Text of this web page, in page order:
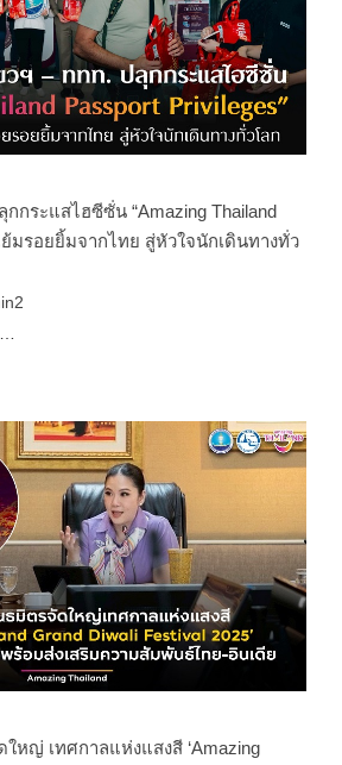
กระแสไฮซีซั่น “Amazing Thailand
ย้มรอยยิ้มจากไทย สู่หัวใจนักเดินทางทั่ว
ญ่ เทศกาลแห่งแสงสี ‘Amazing